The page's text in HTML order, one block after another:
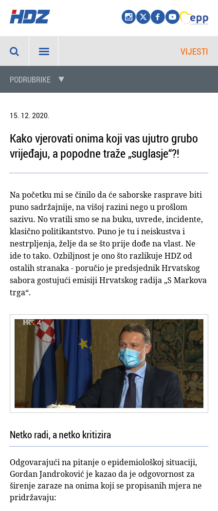
VIJESTI
PODRUBRIKE
15. 12. 2020.
Kako vjerovati onima koji vas ujutro grubo
vrijeđaju, a popodne traže „suglasje“?!
Na početku mi se činilo da će saborske rasprave biti
puno sadržajnije, na višoj razini nego u prošlom
sazivu. No vratili smo se na buku, uvrede, incidente,
klasično politikantstvo. Puno je tu i neiskustva i
nestrpljenja, želje da se što prije dođe na vlast. Ne
ide to tako. Ozbiljnost je ono što razlikuje HDZ od
ostalih stranaka - poručio je predsjednik Hrvatskog
sabora gostujući emisiji Hrvatskog radija „S Markova
trga“.
Netko radi, a netko kritizira
Odgovarajući na pitanje o epidemiološkoj situaciji,
Gordan Jandroković je kazao da je odgovornost za
širenje zaraze na onima koji se propisanih mjera ne
pridržavaju: